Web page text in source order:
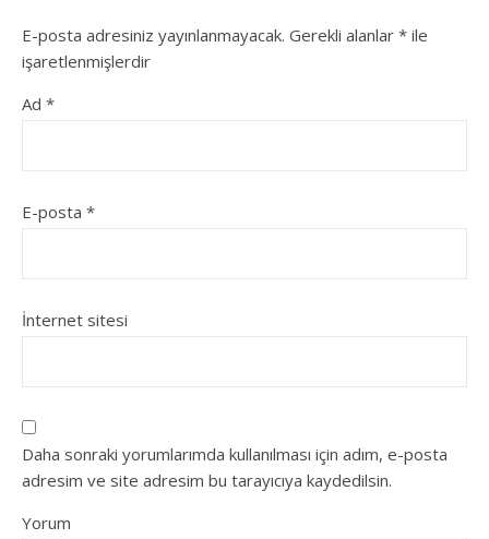
E-posta adresiniz yayınlanmayacak. Gerekli alanlar * ile
işaretlenmişlerdir
Ad *
E-posta *
İnternet sitesi
Daha sonraki yorumlarımda kullanılması için adım, e-posta
adresim ve site adresim bu tarayıcıya kaydedilsin.
Yorum